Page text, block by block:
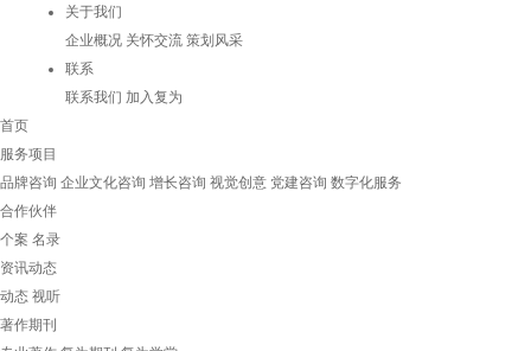
关于我们
企业概况 关怀交流 策划风采
联系
联系我们 加入复为
首页
服务项目
品牌咨询 企业文化咨询 增长咨询 视觉创意 党建咨询 数字化服务
合作伙伴
个案 名录
资讯动态
动态 视听
著作期刊